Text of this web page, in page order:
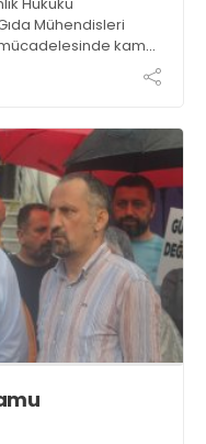
Mühendisleri
mücadelesinde kamu
için taraf ve